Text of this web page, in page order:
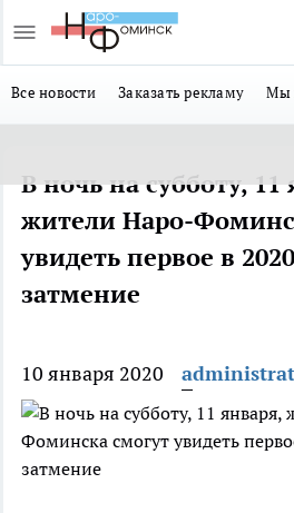
Все новости Заказать рекламу Мы
В ночь на субботу, 11
жители Наро-
увидеть первое в
затмение
10 января 2020